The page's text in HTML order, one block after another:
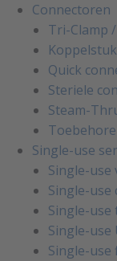
Connectoren
Tri-Clamp
Quick
Steriele
Steam-
Single-use
Single-use
Single-
Single-
Single-use
Single-use